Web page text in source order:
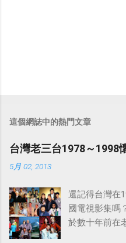
這個網誌中的熱門文章
台灣老三台1978～1998
5月 02, 2013
還記得台灣在
國電視影集嗎
於數十年前在